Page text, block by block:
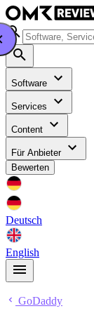
Software
Services
Content
Für Anbieter
Bewerten
Deutsch
English
GoDaddy